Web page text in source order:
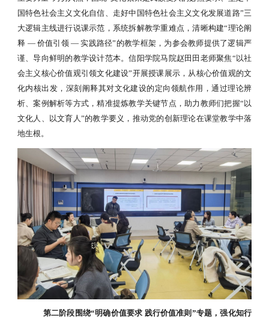
国特色社会主义文化自信、走好中国特色社会主义文化发展道路”三
大逻辑主线进行说课示范，系统拆解教学重难点，清晰构建“理论阐
释 — 价值引领 — 实践路径”的教学框架，为参会教师提供了逻辑严
谨、导向鲜明的教学设计范本。信阳学院马院赵田田老师聚焦“以社
会主义核心价值观引领文化建设”开展授课展示，从核心价值观的文
化内核出发，深刻阐释其对文化建设的定向领航作用，通过理论辨
析、案例解析等方式，精准提炼教学关键节点，助力教师们把握“以
文化人、以文育人”的教学要义，推动党的创新理论在课堂教学中落
地生根。
第二阶段围绕“明确价值要求 践行价值准则”专题，强化知行